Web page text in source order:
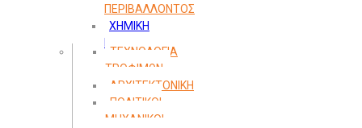
ΠΕΡΙΒΑΛΛΟΝΤΟΣ
ΧΗΜΙΚΗ
ΤΕΧΝΟΛΟΓΙΑ
ΤΡΟΦΙΜΩΝ
ΑΡΧΙΤΕΚΤΟΝΙΚΗ
ΠΟΛΙΤΙΚΟΙ
ΜΗΧΑΝΙΚΟΙ